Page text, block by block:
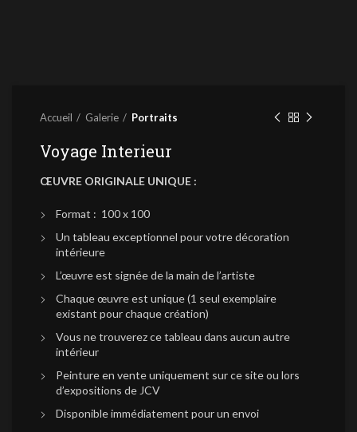
Accueil Galerie Portraits
Voyage Interieur
ŒUVRE ORIGINALE UNIQUE :
Format : 100 x 100
Un tableau exceptionnel pour votre décoration
intérieure
L’œuvre est signée de la main de l’artiste
Chaque œuvre est unique (1 seul exemplaire
existant pour chaque création)
Vous ne trouverez ce tableau dans aucun autre
intérieur
Peinture en vente uniquement sur ce site ou lors
d’expositions de JCV
Disponible immédiatement pour un envoi